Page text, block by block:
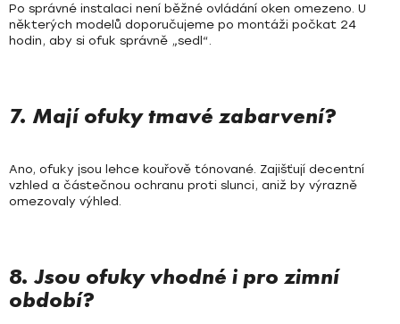
Po správné instalaci není běžné ovládání oken omezeno. U
některých modelů doporučujeme po montáži počkat 24
hodin, aby si ofuk správně „sedl“.
7. Mají ofuky tmavé zabarvení?
Ano, ofuky jsou lehce kouřově tónované. Zajišťují decentní
vzhled a částečnou ochranu proti slunci, aniž by výrazně
omezovaly výhled.
8. Jsou ofuky vhodné i pro zimní
období?